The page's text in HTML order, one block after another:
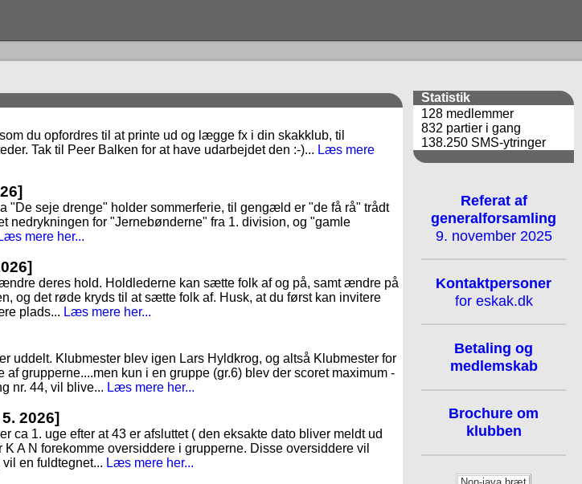
du opfordres til at printe ud og lægge fx i din skakklub, til
Tak til Peer Balken for at have udarbejdet den :-)... Læs mere
"De seje drenge" holder sommerferie, til gengæld er "de få rå" trådt
nedrykningen for "Jernebønderne" fra 1. division, og "gamle
Læs mere her...
deres hold. Holdlederne kan sætte folk af og på, samt ændre på
det røde kryds til at sætte folk af. Husk, at du først kan invitere
plads... Læs mere her...
uddelt. Klubmester blev igen Lars Hyldkrog, og altså Klubmester for
grupperne....men kun i en gruppe (gr.6) blev der scoret maximum -
nr. 44, vil blive... Læs mere her...
5. 2026]
ca 1. uge efter at 43 er afsluttet ( den eksakte dato bliver meldt ud
A N forekomme oversiddere i grupperne. Disse oversiddere vil
en fuldtegnet... Læs mere her...
Statistik
128 medlemmer
832 partier i gang
138.250 SMS-ytringer
Referat af
generalforsamling
9. november 2025
Kontaktpersoner
for eskak.dk
Betaling og
medlemskab
Brochure om
klubben